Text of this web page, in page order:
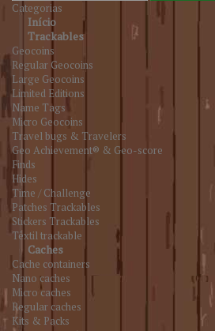
Categorias
Início
Trackables
Geocoins
Regular Geocoins
Large Geocoins
Limited Editions
Name Tags
Micro Geocoins
Travel bugs & Travelers
Geo Achievement® & Geo-score
Finds
Hides
Time / Challenge
Patches Trackables
Stickers Trackables
Têxtil trackable
Caches
Cache containers
Nano caches
Micro caches
Regular caches
Kits & Packs